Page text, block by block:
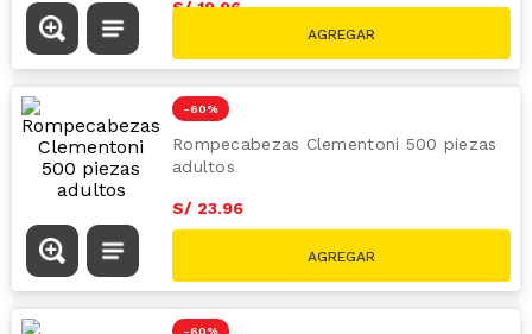
Rompecabeza Harry Potter 2024 500PZ
S/49.90
Rompecabezas Clementoni 500 piezas
adultos
S/ 23.96